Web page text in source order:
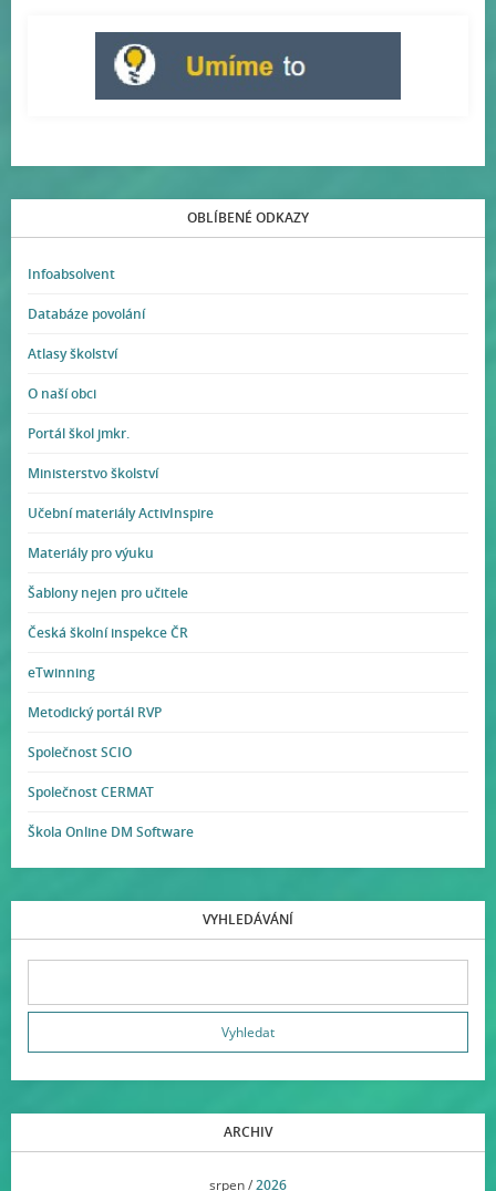
OBLÍBENÉ ODKAZY
Infoabsolvent
Databáze povolání
Atlasy školství
O naší obci
Portál škol jmkr.
Ministerstvo školství
Učební materiály ActivInspire
Materiály pro výuku
Šablony nejen pro učitele
Česká školní inspekce ČR
eTwinning
Metodický portál RVP
Společnost SCIO
Společnost CERMAT
Škola Online DM Software
VYHLEDÁVÁNÍ
ARCHIV
srpen /2026